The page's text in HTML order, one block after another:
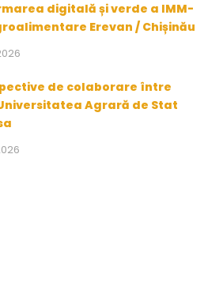
digitală și verde a IMM-
Erevan / Chișinău
de colaborare între
Universitatea Agrară de Stat